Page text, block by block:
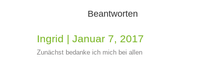
Beantworten
Ingrid | Januar 7, 2017
Zunächst bedanke ich mich bei allen